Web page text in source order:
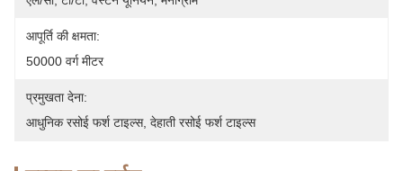
आपूर्ति की क्षमता:
50000 वर्ग मीटर
प्रमुखता देना:
आधुनिक रसोई फर्श टाइल्स, देहाती रसोई फर्श टाइल्स